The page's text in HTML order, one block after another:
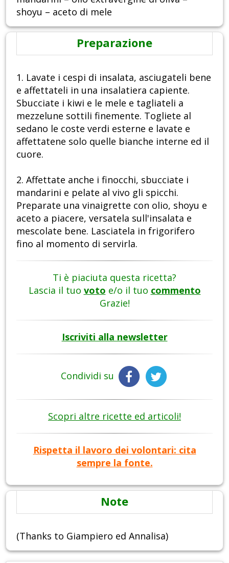
shoyu – aceto di mele
Preparazione
1. Lavate i cespi di insalata, asciugateli bene
e affettateli in una insalatiera capiente.
Sbucciate i kiwi e le mele e tagliateli a
mezzelune sottili finemente. Togliete al
sedano le coste verdi esterne e lavate e
affettatene solo quelle bianche interne ed il
cuore.
2. Affettate anche i finocchi, sbucciate i
mandarini e pelate al vivo gli spicchi.
Preparate una vinaigrette con olio, shoyu e
aceto a piacere, versatela sull'insalata e
mescolate bene. Lasciatela in frigorifero
fino al momento di servirla.
Ti è piaciuta questa ricetta?
Lascia il tuo voto e/o il tuo commento
Grazie!
Iscriviti alla newsletter
Condividi su
Scopri altre ricette ed articoli!
Rispetta il lavoro dei volontari: cita
sempre la fonte.
Note
(Thanks to Giampiero ed Annalisa)